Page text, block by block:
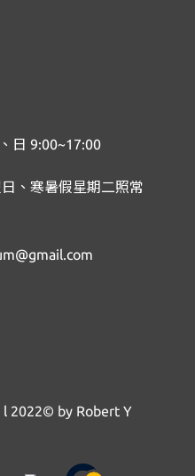
日 9:00~17:00
、寒暑假星期二照常
l 2022© by Robert Y